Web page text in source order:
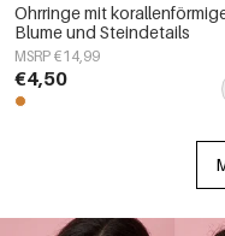
Ohrringe mit
Blume und Steindetails
MSRP €14,99
€4,50